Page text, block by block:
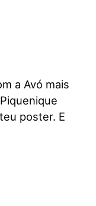
a Avó mais
poster. E